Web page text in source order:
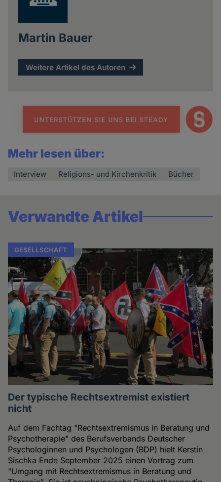
Martin Bauer
Weitere Artikel des Autoren
Mehr lesen über:
Interview Religions- und Kirchenkritik Bücher
Verwandte Artikel
GESELLSCHAFT
Der typische Rechtsextremist existiert
nicht
Auf dem Fachtag "Rechtsextremismus in Beratung und
Psychotherapie" des Berufsverbands Deutscher
Psychologinnen und Psychologen (BDP) hielt Kerstin
Sischka Ende September 2025 einen Vortrag zum
"Umgang mit Rechtsextremismus in Beratung und